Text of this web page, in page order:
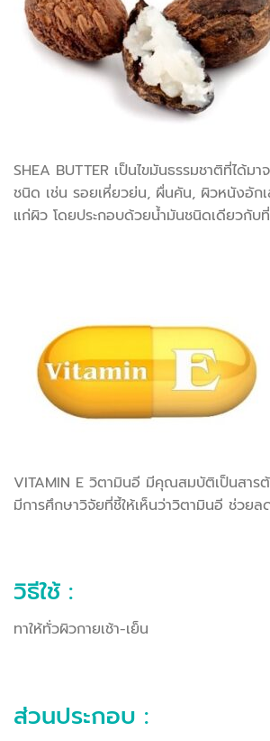
SHEA BUTTER เป็นไขมันธรรมชาติที่ไ
ชนิด เช่น รอยเหี่ยวย่น, ผื่นคัน, ผิวหนังอัก
แก่ผิว โดยประกอบด้วยน้ำมันชนิดเดียวกั
VITAMIN E วิตามินอี มีคุณสมบัติเป็นสาร
มีการศึกษาวิจัยที่ชี้ให้เห็นว่าวิตามินอี ช่วย
วิธีใช้ :
ทาให้ทั่วผิวกายเช้า-เย็น
ส่วนประกอบ :